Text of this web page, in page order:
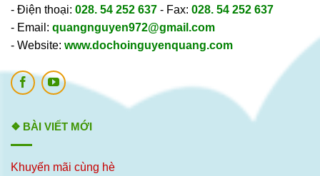
- Điện thoại: 028. 54 252 637 - Fax: 028. 54 252 637
- Email: quangnguyen972@gmail.com
- Website: www.dochoinguyenquang.com
❖ BÀI VIẾT MỚI
Khuyến mãi cùng hè